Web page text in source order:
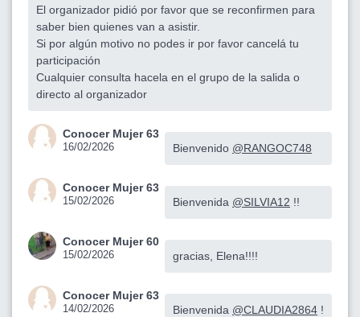
El organizador pidió por favor que se reconfirmen para
saber bien quienes van a asistir.
Si por algún motivo no podes ir por favor cancelá tu
participación
Cualquier consulta hacela en el grupo de la salida o
directo al organizador
Conocer Mujer 63
16/02/2026 Bienvenido @RANGOC748
Conocer Mujer 63
15/02/2026 Bienvenida @SILVIA12 !!
Conocer Mujer 60
15/02/2026 gracias, Elena!!!!
Conocer Mujer 63
14/02/2026 Bienvenida @CLAUDIA2864 !